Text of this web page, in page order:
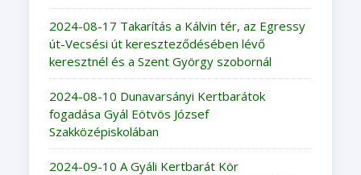
2024-08-17 Takarítás a Kálvin tér, az Egressy
út-Vecsési út kereszteződésében lévő
keresztnél és a Szent György szobornál
2024-08-10 Dunavarsányi Kertbarátok
fogadása Gyál Eötvös József
Szakközépiskolában
2024-09-10 A Gyáli Kertbarát Kör